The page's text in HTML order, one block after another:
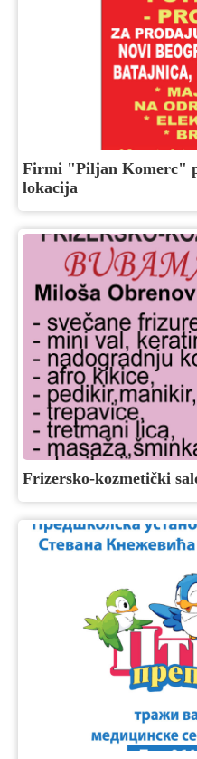
Firmi "Piljan Komerc"
lokacija
Frizersko-kozmetički